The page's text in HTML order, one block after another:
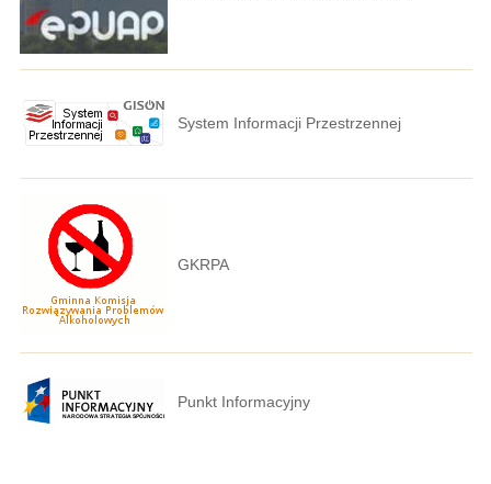
System Informacji Przestrzennej
GKRPA
Punkt Informacyjny